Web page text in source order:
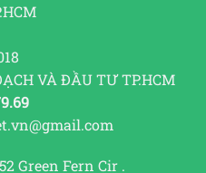
VÀ ĐẦU TƯ TP.HCM
Green Fern Cir .